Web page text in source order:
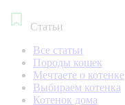
Статьи
Все статьи
Породы кошек
Мечтаете о котенке
Выбираем котенка
Котенок дома